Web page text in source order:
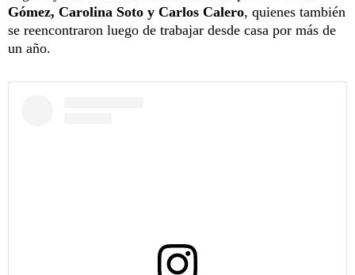
Gómez, Carolina Soto y Carlos Calero, quienes también
se reencontraron luego de trabajar desde casa por más de
un año.